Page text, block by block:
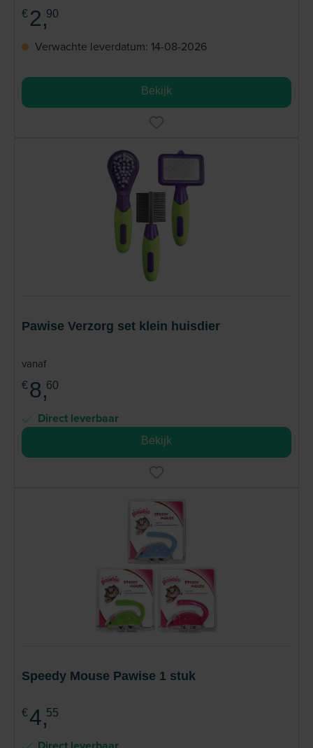
€ 2,90
Verwachte leverdatum: 14-08-2026
Bekijk
Pawise Verzorg set klein huisdier
vanaf
€ 8,60
Direct leverbaar
Bekijk
Speedy Mouse Pawise 1 stuk
€ 4,55